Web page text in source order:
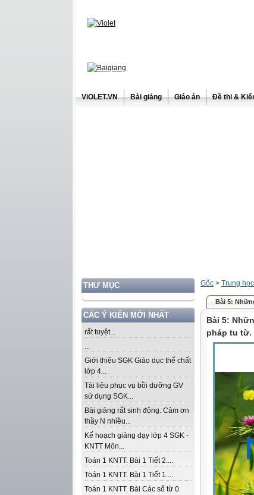
ViOLET.VN Bài giảng Giáo án Đề thi &
THƯ MỤC
CÁC Ý KIẾN MỚI NHẤT
rất tuyệt...
...
Giới thiệu SGK Giáo dục thể chất
lớp 4...
Tài liệu phục vụ bồi dưỡng GV
sử dụng SGK...
Bài giảng rất sinh động. Cảm ơn
thầy N nhiều...
Kế hoạch giảng dạy lớp 4 SGK -
KNTT Môn...
Toán 1 KNTT. Bài 1 Tiết 2....
Toán 1 KNTT. Bài 1 Tiết 1....
Toán 1 KNTT. Bài Các số từ 0
Gốc > Trung
Bài 5:
Bài 5:
pháp tu từ.